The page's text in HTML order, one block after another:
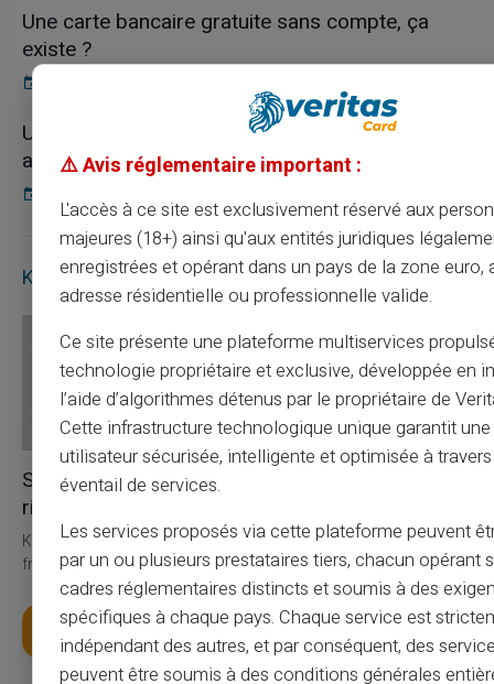
Une carte bancaire gratuite sans compte, ça
existe ?
Utilisation responsable du paiement mobile
avec la carte Veritas
Kontakt
Service & Support av
riktiga människor, inte bots
Kundtjänst på engelska till din tjänst med biljett 24/24, per telefon
från måndag till lördag från 9h till 18.30
Skaffa ditt kort
⚠️ Avis réglementaire important :
L'accès à ce site est exclusivement réservé aux
majeures (18+) ainsi qu'aux entités juridiques
enregistrées et opérant dans un pays de la zone euro,
adresse résidentielle ou professionnelle valide.
Ce site présente une plateforme multiservices
technologie propriétaire et exclusive, développée en
l’aide d’algorithmes détenus par le propriétaire de
Cette infrastructure technologique unique garantit
utilisateur sécurisée, intelligente et optimisée à
éventail de services.
Les services proposés via cette plateforme peuvent
par un ou plusieurs prestataires tiers, chacun opérant
cadres réglementaires distincts et soumis à des
spécifiques à chaque pays. Chaque service est
indépendant des autres, et par conséquent, des
peuvent être soumis à des conditions générales